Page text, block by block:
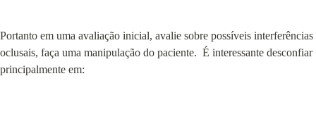
Portanto em uma avaliação inicial, avalie sobre possíveis interferências
oclusais, faça uma manipulação do paciente.  É interessante desconfiar
principalmente em: